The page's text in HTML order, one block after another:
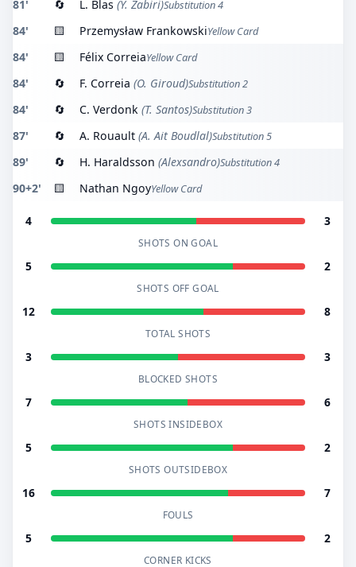
81' 🔄 L. Blas (Y. Zabiri)Substitution 4
84' 🟨 Przemysław FrankowskiYellow Card
84' 🟨 Félix CorreiaYellow Card
84' 🔄 F. Correia (O. Giroud)Substitution 2
84' 🔄 C. Verdonk (T. Santos)Substitution 3
87' 🔄 A. Rouault (A. Ait Boudlal)Substitution 5
89' 🔄 H. Haraldsson (Alexsandro)Substitution 4
90+2' 🟨 Nathan NgoyYellow Card
4 3
SHOTS ON GOAL
5 2
SHOTS OFF GOAL
12 8
TOTAL SHOTS
3 3
BLOCKED SHOTS
7 6
SHOTS INSIDEBOX
5 2
SHOTS OUTSIDEBOX
16 7
FOULS
5 2
CORNER KICKS